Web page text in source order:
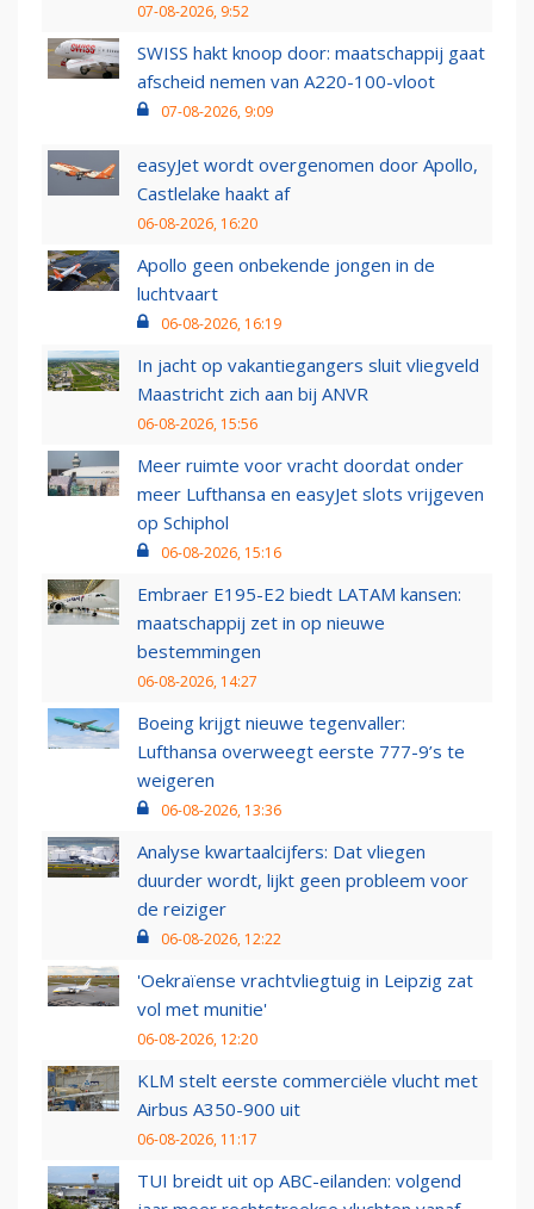
07-08-2026, 9:52
SWISS hakt knoop door: maatschappij gaat
afscheid nemen van A220-100-vloot
07-08-2026, 9:09
easyJet wordt overgenomen door Apollo,
Castlelake haakt af
06-08-2026, 16:20
Apollo geen onbekende jongen in de
luchtvaart
06-08-2026, 16:19
In jacht op vakantiegangers sluit vliegveld
Maastricht zich aan bij ANVR
06-08-2026, 15:56
Meer ruimte voor vracht doordat onder
meer Lufthansa en easyJet slots vrijgeven
op Schiphol
06-08-2026, 15:16
Embraer E195-E2 biedt LATAM kansen:
maatschappij zet in op nieuwe
bestemmingen
06-08-2026, 14:27
Boeing krijgt nieuwe tegenvaller:
Lufthansa overweegt eerste 777-9’s te
weigeren
06-08-2026, 13:36
Analyse kwartaalcijfers: Dat vliegen
duurder wordt, lijkt geen probleem voor
de reiziger
06-08-2026, 12:22
'Oekraïense vrachtvliegtuig in Leipzig zat
vol met munitie'
06-08-2026, 12:20
KLM stelt eerste commerciële vlucht met
Airbus A350-900 uit
06-08-2026, 11:17
TUI breidt uit op ABC-eilanden: volgend